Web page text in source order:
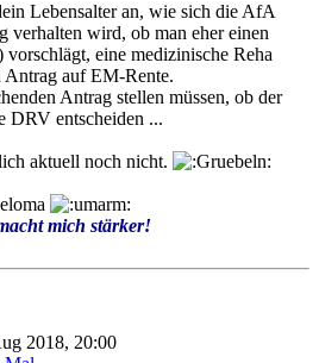
Lebensalter an, wie sich die AfA
verhalten wird, ob man eher einen
eine medizinische Reha
Antrag auf EM-Rente.
Antrag stellen müssen, ob der
DRV entscheiden ...
aktuell noch nicht.
mich stärker!
2018, 20:00